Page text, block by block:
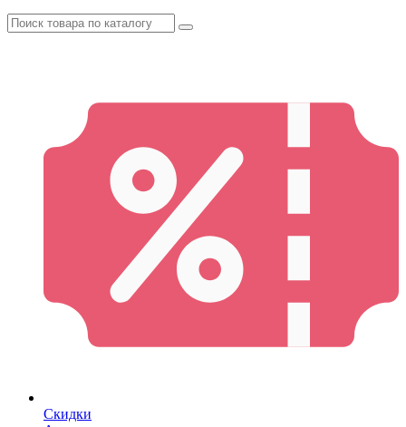
Скидки